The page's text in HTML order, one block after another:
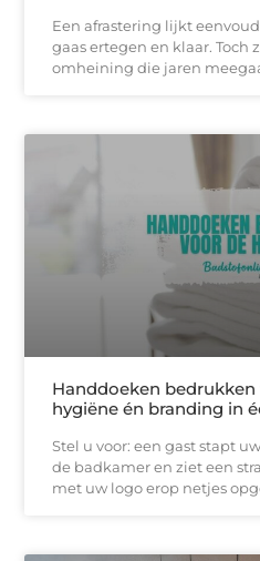
Een afrastering lijkt
gaas ertegen en klaar. Toch
omheining die jaren
Handdoeken bedrukken
hygiëne én branding in
Stel u voor: een gast stapt
de badkamer en ziet een
met uw logo erop netjes